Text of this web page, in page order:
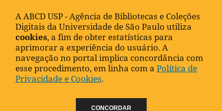
(ABCD-USP).
A ABCD USP - Agência de Bibliotecas e Coleções
Digitais da Universidade de São Paulo utiliza
cookies, a fim de obter estatísticas para
aprimorar a experiência do usuário. A
navegação no portal implica concordância com
esse procedimento, em linha com a Política de
Privacidade e Cookies.
CONCORDAR